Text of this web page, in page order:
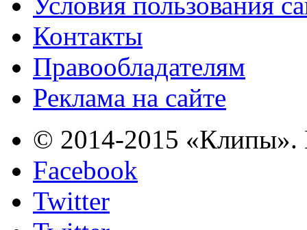
Контакты
Правообладателям
Реклама на сайте
© 2014-2015 «Клипы».
Facebook
Twitter